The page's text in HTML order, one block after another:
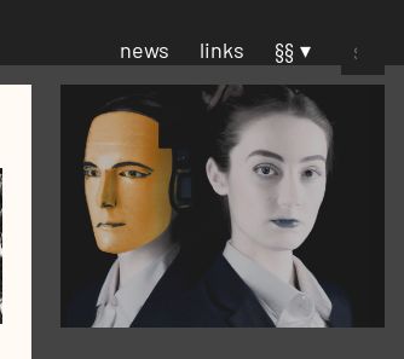
news links §§
Suchen
nach: